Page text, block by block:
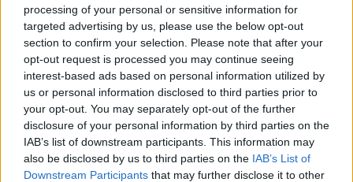
processing of your personal or sensitive information for
targeted advertising by us, please use the below opt-out
section to confirm your selection. Please note that after your
opt-out request is processed you may continue seeing
interest-based ads based on personal information utilized by
us or personal information disclosed to third parties prior to
your opt-out. You may separately opt-out of the further
disclosure of your personal information by third parties on the
IAB’s list of downstream participants. This information may
also be disclosed by us to third parties on the IAB’s List of
Downstream Participants that may further disclose it to other
Τι φουστάνια προτιμούν; Με μια λέξη «ίσια». Απλά φορέματα
σε ίσια γραμμή μέχρι το γόνατο, από το πρωί ως το βράδυ, σε
όλες τις περιστάσεις. Αυτό που τα ξεχωρίζει και τα κάνει
ιδιαίτερα είναι το χρώμα τους, τα αξεσουάρ τους, το ύφασμά
τους, η λαιμόκοψή τους, το μανίκι τους.
Αυτό είναι και το μυστικό όλων αυτών των γυναικών για να είναι
πάντα σικάτες και φίνες.
Αν και εσείς χρειαστεί να δώσετε μια συνέντευξη για δουλειά η
κάποια άλλη περίσταση απαιτήσει πιο φίνο και ιδιαίτερο